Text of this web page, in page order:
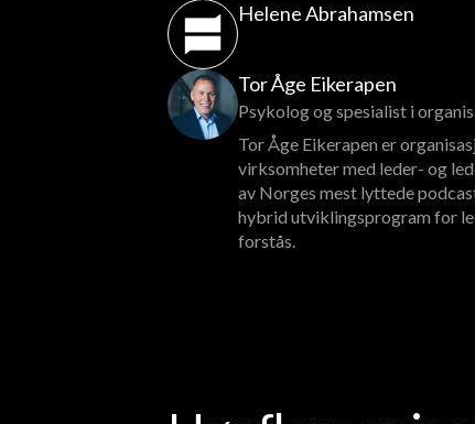
Helene Abrahamsen
Tor Åge Eikerapen
Psykolog og spesialist i
Tor Åge Eikerapen er
virksomheter med leder- og
av Norges mest lyttede
hybrid utviklingsprogram for
forstås.